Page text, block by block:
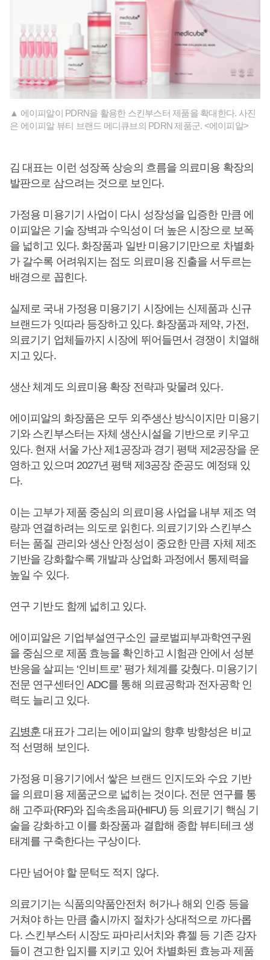
▲ 에이피알이 PDRN을 활용한 스킨부스터 제품을 확대한다. 사진
은 에이피알 뷰티 브랜드 메디큐브의 PDRN 제품군. <에이피알>
김 대표는 이런 성장폭 상승의 흐름을 의료미용 확장의
발판으로 삼으려는 것으로 보인다.
가정용 미용기기 사업이 다시 성장성을 입증한 만큼 에
이피알은 기술 장벽과 수익성이 더 높은 시장으로 보폭
을 넓히고 있다. 화장품과 일반 미용기기만으로 차별화
가 갈수록 어려워지는 점도 의료미용 진출을 서두르는
배경으로 꼽힌다.
실제로 국내 가정용 미용기기 시장에는 신제품과 신규
브랜드가 잇따라 등장하고 있다. 화장품과 제약, 가전,
의료기기 업체들까지 시장에 뛰어들면서 경쟁이 치열해
지고 있다.
생산 체계도 의료미용 확장 전략과 맞물려 있다.
에이피알의 화장품은 모두 외주생산 방식이지만 미용기
기와 스킨부스터는 자체 생산시설을 기반으로 키우고
있다. 현재 서울 가산 제1공장과 경기 평택 제2공장을 운
영하고 있으며 2027년 평택 제3공장 준공도 예정돼 있
다.
이는 고부가 제품 중심의 의료미용 사업을 내부 제조 역
량과 연결하려는 의도로 읽힌다. 의료기기와 스킨부스
터는 품질 관리와 생산 안정성이 중요한 만큼 자체 제조
기반을 강화할수록 개발과 상업화 과정에서 통제력을
높일 수 있다.
연구 기반도 함께 넓히고 있다.
에이피알은 기업부설연구소인 글로벌피부과학연구원
을 중심으로 제품 효능을 확인하고 시험관 안에서 성분
반응을 살피는 ‘인비트로’ 평가 체계를 갖췄다. 미용기기
전문 연구센터인 ADC를 통해 의료공학과 전자공학 인
력도 늘리고 있다.
김병훈 대표가 그리는 에이피알의 향후 방향성은 비교
적 선명해 보인다.
가정용 미용기기에서 쌓은 브랜드 인지도와 수요 기반
을 의료미용 제품군으로 넓히는 것이다. 전문 연구를 통
해 고주파(RF)와 집속초음파(HIFU) 등 의료기기 핵심 기
술을 강화하고 이를 화장품과 결합해 종합 뷰티테크 생
태계를 구축한다는 구상이다.
다만 넘어야 할 문턱도 적지 않다.
의료기기는 식품의약품안전처 허가나 해외 인증 등을
거쳐야 하는 만큼 출시까지 절차가 상대적으로 까다롭
다. 스킨부스터 시장도 파마리서치와 휴젤 등 기존 강자
들이 견고한 입지를 지키고 있어 차별화된 효능과 제품